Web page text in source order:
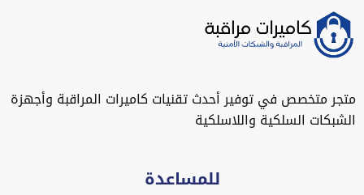
متجر متخصص في توفير أحدث تقنيات كاميرات المراقبة وأجهزة
الشبكات السلكية واللاسلكية
للمساعدة